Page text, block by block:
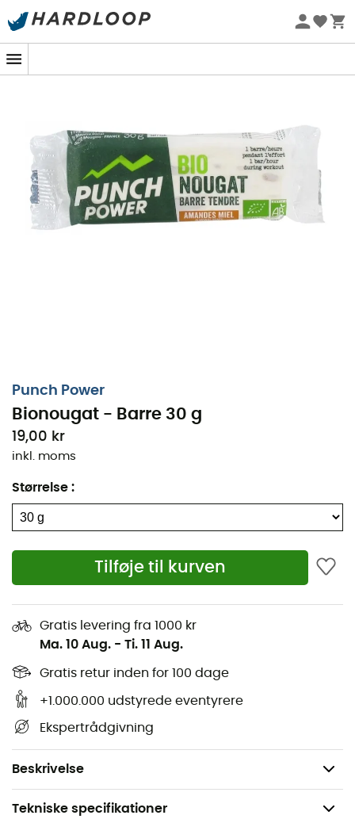
Øko-fremstillet
Punch Power
Bionougat - Barre 30 g
19,00 kr
inkl. moms
Størrelse :
Tilføje til kurven
Gratis levering fra 1000 kr
Ma. 10 Aug. - Ti. 11 Aug.
Gratis retur inden for 100 dage
+1.000.000 udstyrede eventyrere
Ekspertrådgivning
Beskrivelse
smag, der vil glæde de lækkersultne. Endelig bar
Tilpasset til langvarige anstrengelser
smag og en lækker tekstur, og du vil hurtigt blive
afhængig af den.
Punch Power, det mest naturlige franske mærke inden
for sport, har arbejdet i næsten 20 år inden for
sportsernæring. Det har som eneste mål at
Sammensætning
Energiværdi (kcal): 418 / 125
Energiværdi (kJ): 1767 / 531
heraf mættede fedtsyrer (g): 0,7 / 0,2
Kulhydrater (g): 80,4 / 24,1
heraf sukkerarter (g): 68,7 / 20,6
Kostfibre (g): 0,4 / 0,1
Proteiner (g): 3,7 / 1,1
Salt (g): <0,1 / <0,1
Ingredienser:
Sukker*, glukosesirup*, mandler* (15%), maltodextrin*,
invertsukker*, honning* (3%), oblaten (kartoffelstivelse,
vand, solsikkeolie), æggehvide*, naturlig vaniljearoma.
*Ingredienser fra økologisk landbrug.
Indeholder: mandler, æg. Kan indeholde: andre nødder.
Tekniske specifikationer